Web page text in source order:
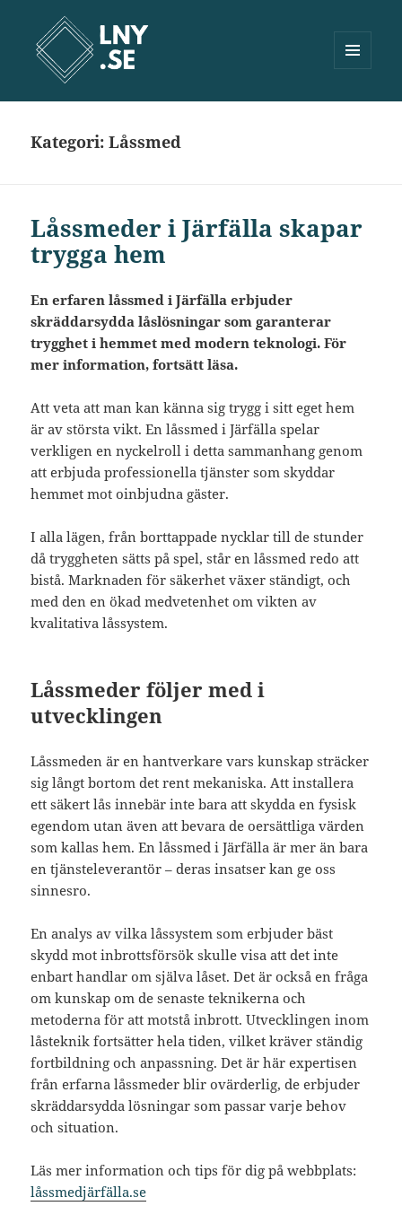
WIDGETS
Kategori:Låssmed
Låssmeder i Järfälla skapar
trygga hem
En erfaren låssmed i Järfälla erbjuder
skräddarsydda låslösningar som garanterar
trygghet i hemmet med modern teknologi. För
mer information, fortsätt läsa.
Att veta att man kan känna sig trygg i sitt eget hem
är av största vikt. En låssmed i Järfälla spelar
verkligen en nyckelroll i detta sammanhang genom
att erbjuda professionella tjänster som skyddar
hemmet mot oinbjudna gäster.
I alla lägen, från borttappade nycklar till de stunder
då tryggheten sätts på spel, står en låssmed redo att
bistå. Marknaden för säkerhet växer ständigt, och
med den en ökad medvetenhet om vikten av
kvalitativa låssystem.
Låssmeder följer med i
utvecklingen
Låssmeden är en hantverkare vars kunskap sträcker
sig långt bortom det rent mekaniska. Att installera
ett säkert lås innebär inte bara att skydda en fysisk
egendom utan även att bevara de oersättliga värden
som kallas hem. En låssmed i Järfälla är mer än bara
en tjänsteleverantör – deras insatser kan ge oss
sinnesro.
En analys av vilka låssystem som erbjuder bäst
skydd mot inbrottsförsök skulle visa att det inte
enbart handlar om själva låset. Det är också en fråga
om kunskap om de senaste teknikerna och
metoderna för att motstå inbrott. Utvecklingen inom
låsteknik fortsätter hela tiden, vilket kräver ständig
fortbildning och anpassning. Det är här expertisen
från erfarna låssmeder blir ovärderlig, de erbjuder
skräddarsydda lösningar som passar varje behov
och situation.
Läs mer information och tips för dig på webbplats:
låssmedjärfälla.se